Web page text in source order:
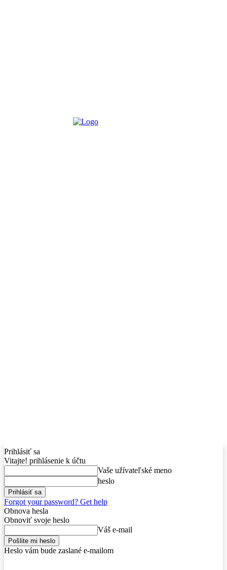
Prihlásiť sa
Vitajte! prihlásenie k účtu
Vaše užívateľské meno
heslo
Forgot your password? Get help
Obnova hesla
Obnoviť svoje heslo
Váš e-mail
Heslo vám bude zaslané e-mailom